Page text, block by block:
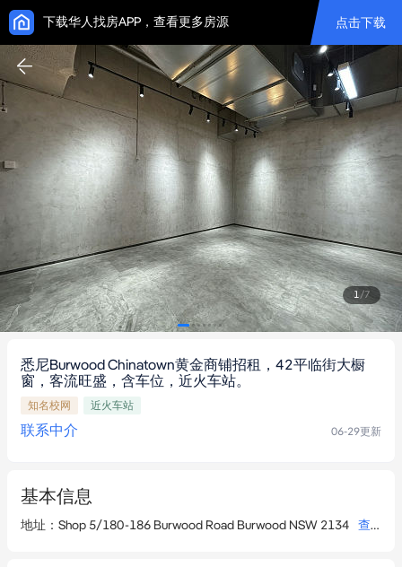
下载华人找房APP，查看更多房源 点击下载
1/7
悉尼Burwood Chinatown黄金商铺招租，42平临街大橱
窗，客流旺盛，含车位，近火车站。
知名校网 近火车站
联系中介 06-29更新
基本信息
地址 ： Shop 5/180-186 Burwood Road Burwood NSW 2134 查看详情